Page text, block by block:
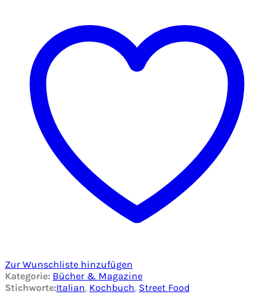
Zur Wunschliste hinzufügen
Kategorie: Bücher & Magazine
Stichworte:Italian, Kochbuch, Street Food